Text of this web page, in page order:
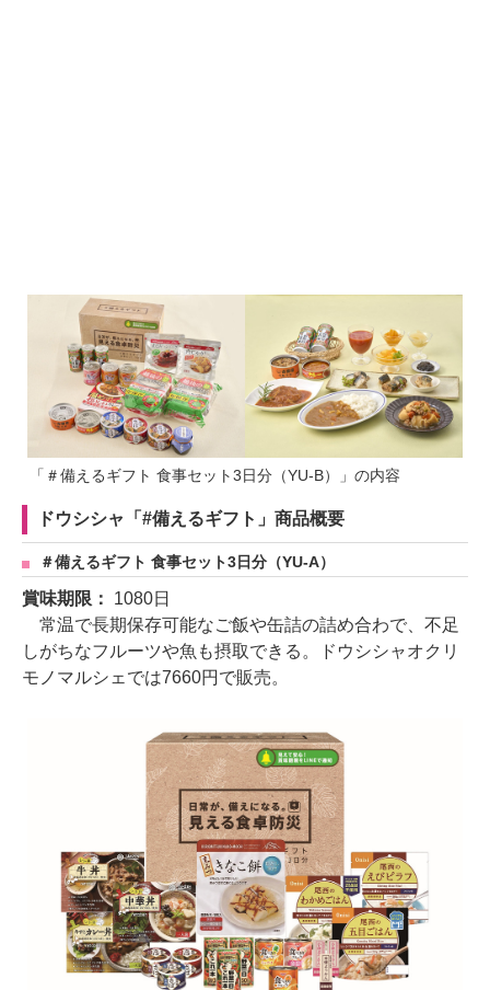
「＃備えるギフト 食事セット3日分（YU-B）」の内容
ドウシシャ「#備えるギフト」商品概要
＃備えるギフト 食事セット3日分（YU-A）
賞味期限： 1080日
常温で長期保存可能なご飯や缶詰の詰め合わで、不足
しがちなフルーツや魚も摂取できる。ドウシシャオクリ
モノマルシェでは7660円で販売。